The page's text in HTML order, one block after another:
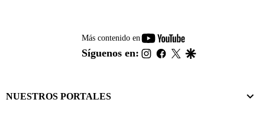
Más contenido en
youtube-
footer
Síguenos en: instagram
facebook
twitter
NUESTROS PORTALES